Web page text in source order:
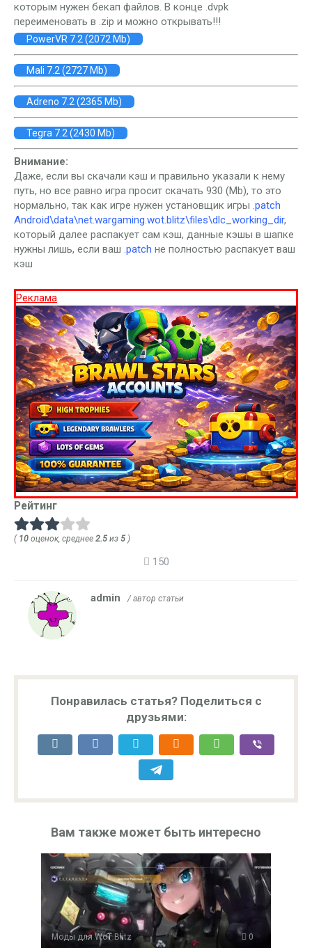
которым нужен бекап файлов. В конце .dvpk
переименовать в .zip и можно открывать!!!
PowerVR 7.2 (2072 Mb)
Mali 7.2 (2727 Mb)
Adreno 7.2 (2365 Mb)
Tegra 7.2 (2430 Mb)
Внимание:
Даже, если вы скачали кэш и правильно указали к нему
путь, но все равно игра просит скачать 930 (Mb), то это
нормально, так как игре нужен установщик игры .patch
Android\data\net.wargaming.wot.blitz\files\dlc_working_dir,
который далее распакует сам кэш, данные кэшы в шапке
нужны лишь, если ваш .patch не полностью распакует ваш
кэш
Реклама
Рейтинг
( 10 оценок, среднее 2.5 из 5 )
150
admin / автор статьи
Понравилась статья? Поделиться с
друзьями:
Вам также может быть интересно
Моды для WoT Blitz 0